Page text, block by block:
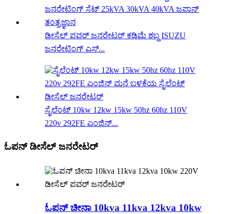
ಡೀಸೆಲ್ ಪವರ್ ಜನರೇಟರ್ ಕಡಿಮೆ ಶಬ್ದ ISUZU
ಜನರೇಟಿಂಗ್ ಎಸ್...
ಸೈಲೆಂಟ್ 10kw 12kw 15kw 50hz 60hz 110V
220v 292FE ಎಂಜಿನ್...
ಓಪನ್ ಡೀಸೆಲ್ ಜನರೇಟರ್
ಓಪನ್ ಚೀನಾ 10kva 11kva 12kva 10kw